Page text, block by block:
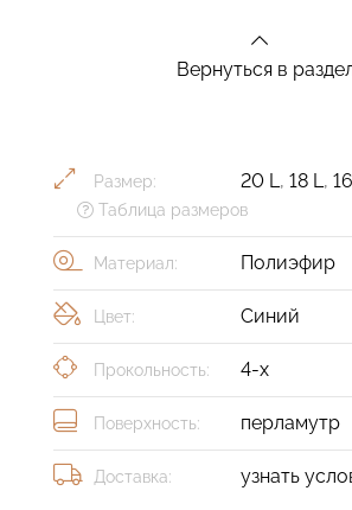
Вернуться в
Размер: 20 L, 18 L,
Таблица размеров
Материал: Полиэфир
Цвет: Синий
Прокольность: 4-х
Поверхность: перламутр
Доставка: узнать